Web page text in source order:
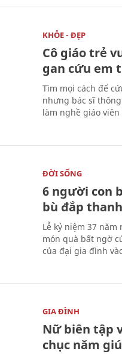
KHỎE - ĐẸP
Cô giáo trẻ
gan cứu em
Tìm mọi cách để
nhưng bác sĩ
làm nghề giáo
ĐỜI SỐNG
6 người con
bù đắp
Lễ kỷ niệm 37
món quà bất ngờ
của đại gia đình
GIA ĐÌNH
Nữ biên tập
chục năm